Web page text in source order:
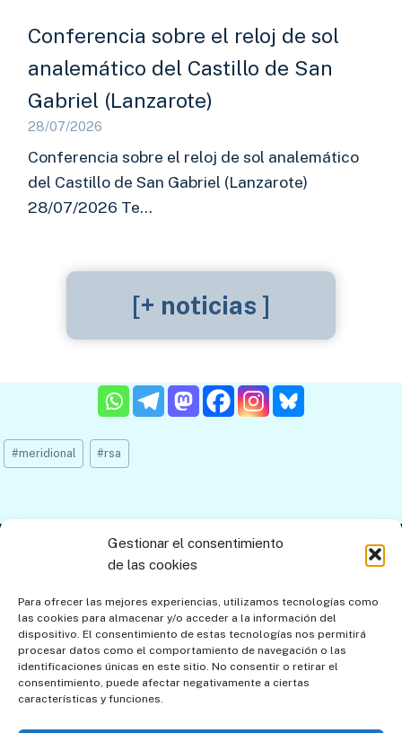
Gestionar el consentimiento
de las cookies
Para ofrecer las mejores experiencias, utilizamos tecnologías como
las cookies para almacenar y/o acceder a la información del
dispositivo. El consentimiento de estas tecnologías nos permitirá
procesar datos como el comportamiento de navegación o las
identificaciones únicas en este sitio. No consentir o retirar el
consentimiento, puede afectar negativamente a ciertas
características y funciones.
Conferencia sobre el reloj de sol
analemático del Castillo de San
Gabriel (Lanzarote)
28/07/2026
Conferencia sobre el reloj de sol analemático
del Castillo de San Gabriel (Lanzarote)
28/07/2026 Te…
[+ noticias ]
Etiquetas
de
#meridional #rsa
Aviso legal
Política de cookies Mapa del sitio
Política de cookies (UE)